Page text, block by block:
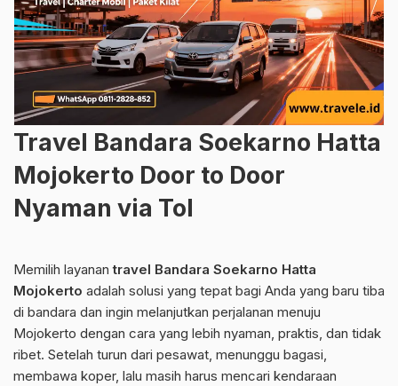
Travel Bandara Soekarno Hatta
Mojokerto Door to Door
Nyaman via Tol
Memilih layanantravel Bandara Soekarno Hatta
Mojokerto adalah solusi yang tepat bagi Anda yang baru tiba
di bandara dan ingin melanjutkan perjalanan menuju
Mojokerto dengan cara yang lebih nyaman, praktis, dan tidak
ribet. Setelah turun dari pesawat, menunggu bagasi,
membawa koper, lalu masih harus mencari kendaraan